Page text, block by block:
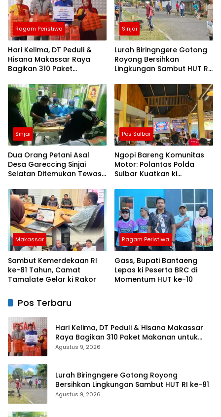
Ragam Peristiwa
Hari Kelima, DT Peduli &
Hisana Makassar Raya
Bagikan 310 Paket
Kebakaran Tallo
Sinjai
Lurah Biringngere Gotong
Royong Bersihkan
Lingkungan Sambut HUT RI
Sinjai
Dua Orang Petani Asal
Desa Gareccing Sinjai
Selatan Ditemukan Tewas,
Kasian”
Pos Sulbar
Ngopi Bareng Komunitas
Motor: Polantas Polda
Sulbar Kuatkan ki
Keselamatan
Makassar
Sambut Kemerdekaan RI
ke-81 Tahun, Camat
Tamalate Gelar ki Rakor
Ragam Peristiwa
Gass, Bupati Bantaeng
Lepas ki Peserta BRC di
Momentum HUT ke-10
Pos Terbaru
Hari Kelima, DT Peduli & Hisana Makassar
Raya Bagikan 310 Paket Makanan untuk
Korban Kebakaran Tallo
Agustus 9, 2026
Lurah Biringngere Gotong Royong
Bersihkan Lingkungan Sambut HUT RI ke-81
Agustus 9, 2026